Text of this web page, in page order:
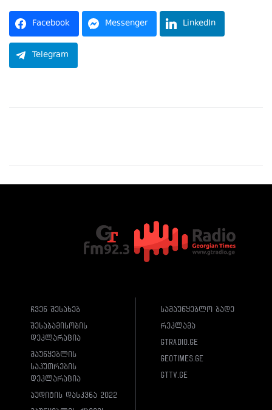
Facebook Messenger LinkedIn
Telegram
ჩვენ შესახებ
შესაბამისობის
დეკლარაცია
მაუწყებლის
საკუთრების
დეკლარაცია
აუდიტის დასკვნა 2022
სამაუწყებლო ბადე
რეკლამა
gtradio.ge
geotimes.ge
gttv.ge